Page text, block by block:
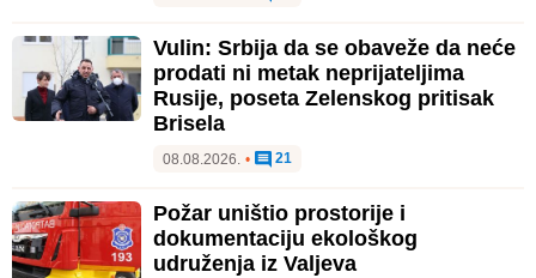
Vulin: Srbija da se obaveže da neće
prodati ni metak neprijateljima
Rusije, poseta Zelenskog pritisak
Brisela
08.08.2026. • 21
Požar uništio prostorije i
dokumentaciju ekološkog
udruženja iz Valjeva